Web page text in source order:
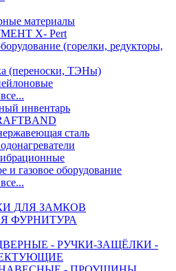
материалы
X- Pert
(горелки, редукторы,
(переноски, ТЭНы)
инвентарь
сталь
и газовое оборудование
ДЛЯ ЗАМКОВ
ФУРНИТУРА
- РУЧКИ-ЗАЩЁЛКИ -